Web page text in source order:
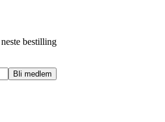
bestilling
Bli medlem